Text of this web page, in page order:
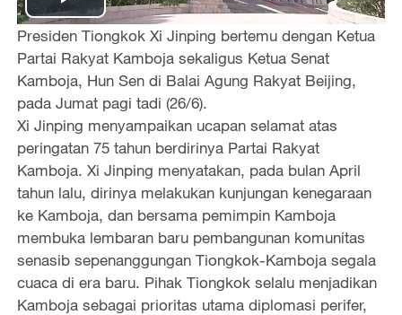
P
l
a
y
V
i
d
e
Presiden Tiongkok Xi Jinping bertemu dengan Ketua
Partai Rakyat Kamboja sekaligus Ketua Senat
Kamboja, Hun Sen di Balai Agung Rakyat Beijing,
pada Jumat pagi tadi (26/6).
Xi Jinping menyampaikan ucapan selamat atas
peringatan 75 tahun berdirinya Partai Rakyat
Kamboja. Xi Jinping menyatakan, pada bulan April
tahun lalu, dirinya melakukan kunjungan kenegaraan
ke Kamboja, dan bersama pemimpin Kamboja
membuka lembaran baru pembangunan komunitas
senasib sepenanggungan Tiongkok-Kamboja segala
cuaca di era baru. Pihak Tiongkok selalu menjadikan
Kamboja sebagai prioritas utama diplomasi perifer,